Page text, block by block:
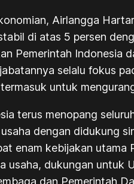
Airlangga
di atas 5 persen
Pemerintah Indonesia
selalu fokus
untuk
terus menopang
dengan didukung
enam kebijakan utama
usaha, dukungan untuk
dan Pemerintah